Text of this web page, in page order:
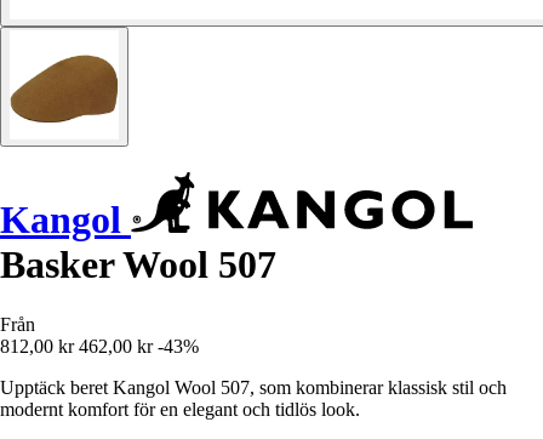
Kangol
Basker Wool 507
Från
812,00 kr 462,00 kr -43%
Upptäck beret Kangol Wool 507, som kombinerar klassisk stil och
modernt komfort för en elegant och tidlös look.